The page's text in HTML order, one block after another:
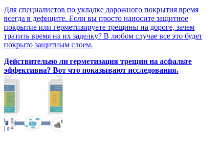
Для специалистов по укладке дорожного покрытия время
всегда в дефиците. Если вы просто наносите защитное
покрытие или герметизируете трещины на дороге, зачем
тратить время на их заделку? В любом случае все это будет
покрыто защитным слоем.
Действительно ли герметизация трещин на асфальте
эффективна? Вот что показывают исследования.